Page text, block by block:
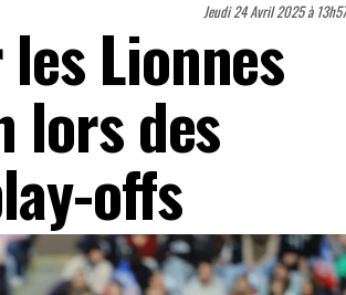
Jeudi 24 Avril 2025 à 13h57
Lionnes
lors des
offs